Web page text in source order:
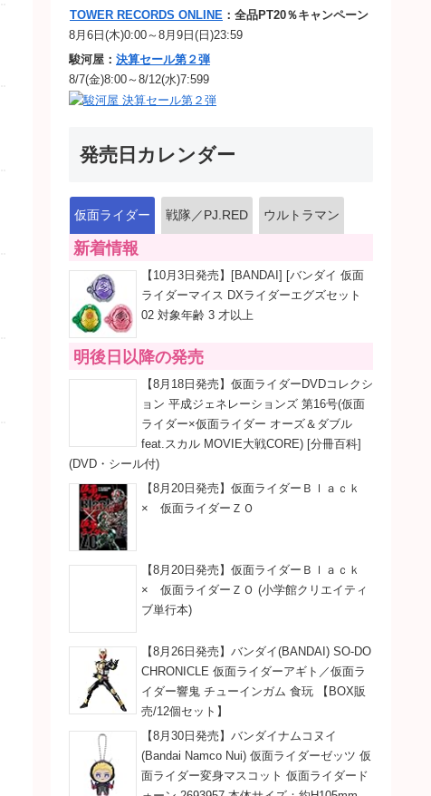
TOWER RECORDS ONLINE ：全品PT20％キャンペーン
8月6日(木)0:00～8月9日(日)23:59
駿河屋： 決算セール第２弾
8/7(金)8:00～8/12(水)7:599
発売日カレンダー
仮面ライダー 戦隊／PJ.RED ウルトラマン
新着情報
【10月3日発売】[BANDAI] [バンダイ 仮面
ライダーマイス DXライダーエグズセット
02 対象年齢 3 才以上
明後日以降の発売
【8月18日発売】仮面ライダーDVDコレクシ
ョン 平成ジェネレーションズ 第16号(仮面
ライダー×仮面ライダー オーズ＆ダブル
feat.スカル MOVIE大戦CORE) [分冊百科]
(DVD・シール付)
【8月20日発売】仮面ライダーＢｌａｃｋ
× 仮面ライダーＺＯ
【8月20日発売】仮面ライダーＢｌａｃｋ
× 仮面ライダーＺＯ (小学館クリエイティ
ブ単行本)
【8月26日発売】バンダイ(BANDAI) SO-DO
CHRONICLE 仮面ライダーアギト／仮面ラ
イダー響鬼 チューインガム 食玩 【BOX販
売/12個セット】
【8月30日発売】バンダイナムコヌイ
(Bandai Namco Nui) 仮面ライダーゼッツ 仮
面ライダー変身マスコット 仮面ライダード